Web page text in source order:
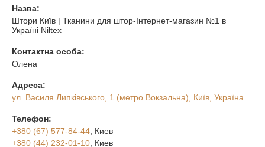
Назва:
Штори Київ | Тканини для штор-Інтернет-магазин №1 в
Україні Niltex
Контактна особа:
Олена
Адреса:
ул. Василя Липківського, 1 (метро Вокзальна), Київ, Україна
Телефон:
+380 (67) 577-84-44 , Киев
+380 (44) 232-01-10 , Киев